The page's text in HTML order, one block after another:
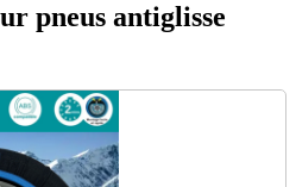
pneus antiglisse